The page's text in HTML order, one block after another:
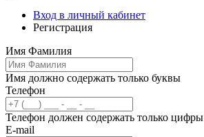
Вход в личный кабинет
Регистрация
Имя Фамилия
Имя должно содержать только буквы
Телефон
Телефон должен содержать только цифры
E-mail